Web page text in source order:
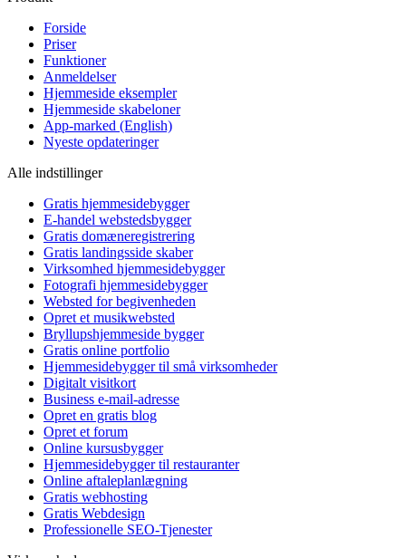
Forside
Priser
Funktioner
Anmeldelser
Hjemmeside eksempler
Hjemmeside skabeloner
App-marked (English)
Nyeste opdateringer
Alle indstillinger
Gratis hjemmesidebygger
E-handel webstedsbygger
Gratis domæneregistrering
Gratis landingsside skaber
Virksomhed hjemmesidebygger
Fotografi hjemmesidebygger
Websted for begivenheden
Opret et musikwebsted
Bryllupshjemmeside bygger
Gratis online portfolio
Hjemmesidebygger til små virksomheder
Digitalt visitkort
Business e-mail-adresse
Opret en gratis blog
Opret et forum
Online kursusbygger
Hjemmesidebygger til restauranter
Online aftaleplanlægning
Gratis webhosting
Gratis Webdesign
Professionelle SEO-Tjenester